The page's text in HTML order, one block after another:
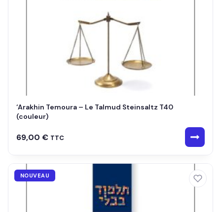
‘Arakhin Temoura – Le Talmud Steinsaltz T40
(couleur)
69,00 € TTC
NOUVEAU